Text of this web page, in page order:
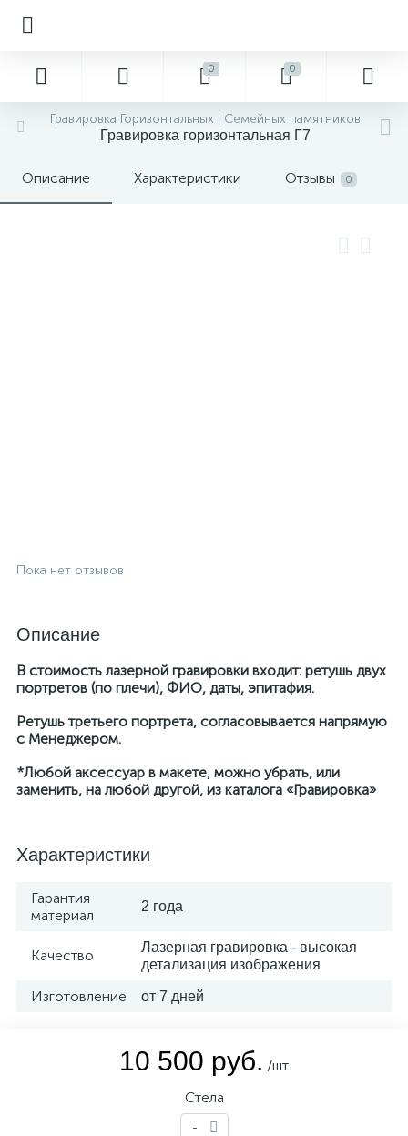
0 0
Гравировка Горизонтальных | Семейных памятников
Гравировка горизонтальная Г7
Описание Характеристики Отзывы 0
Пока нет отзывов
Описание
В стоимость лазерной гравировки входит: ретушь двух
портретов (по плечи), ФИО, даты, эпитафия.
Ретушь третьего портрета, согласовывается напрямую
с Менеджером.
*Любой аксессуар в макете, можно убрать, или
заменить, на любой другой, из каталога «Гравировка»
Характеристики
Гарантия
материал
2 года
Качество
Лазерная гравировка - высокая
детализация изображения
Изготовление от 7 дней
10 500 руб. /шт
Стела
-